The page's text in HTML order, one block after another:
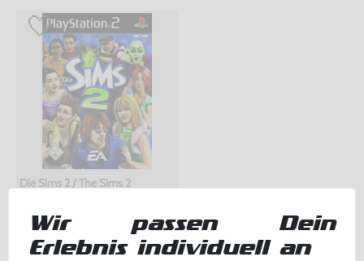
Die Sims 2 / The Sims 2
Bald wieder da
jetzt nur9,99 €
Wir passen Dein
Erlebnis individuell an